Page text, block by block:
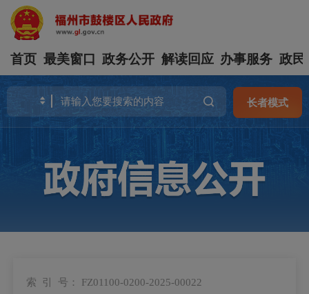
首页 最美窗口 政务公开 解读回应 办事服务 政民
长者模式
索 引 号： FZ01100-0200-2025-00022